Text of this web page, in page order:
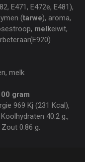
E471, E472e, E481),
(tarwe), aroma,
melkeiwit,
melk
gram
969 Kj (231 Kcal),
40.2 g.,
Zout 0.86 g.